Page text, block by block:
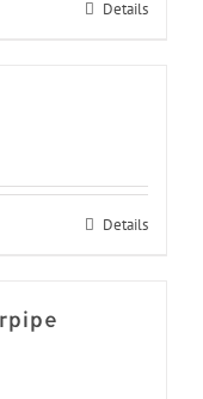
Details
Details